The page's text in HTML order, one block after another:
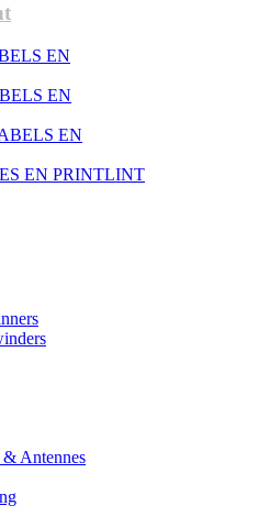
EN
EN
EN
EN PRINTLINT
Antennes